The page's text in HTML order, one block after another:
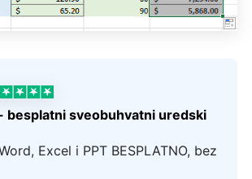
besplatni sveobuhvatni uredski
Excel i PPT BESPLATNO, bez